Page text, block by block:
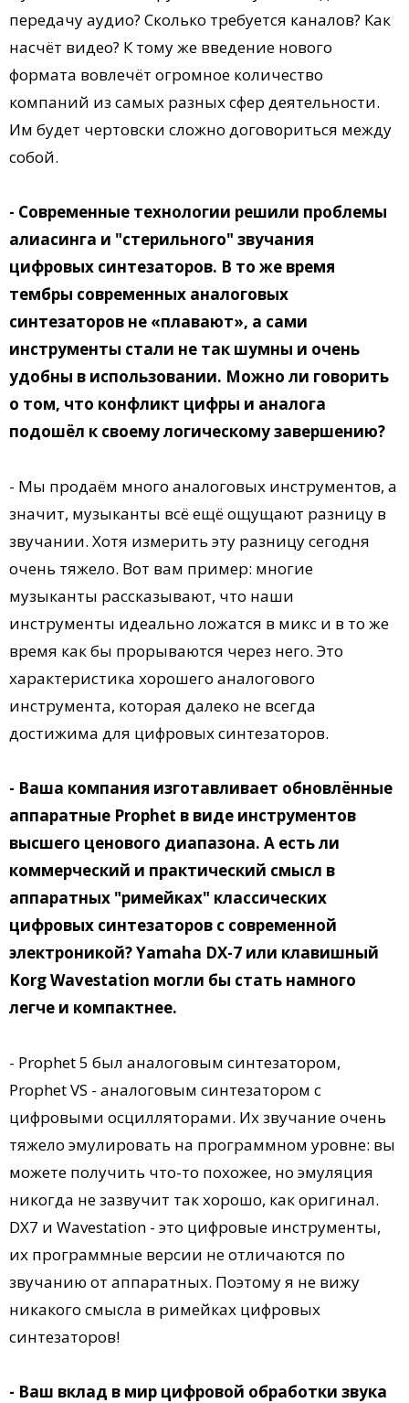
передачу аудио? Сколько требуется каналов? Как
насчёт видео? К тому же введение нового
формата вовлечёт огромное количество
компаний из самых разных сфер деятельности.
Им будет чертовски сложно договориться между
собой.
- Современные технологии решили проблемы
алиасинга и "стерильного" звучания
цифровых синтезаторов. В то же время
тембры современных аналоговых
синтезаторов не «плавают», а сами
инструменты стали не так шумны и очень
удобны в использовании. Можно ли говорить
о том, что конфликт цифры и аналога
подошёл к своему логическому завершению?
- Мы продаём много аналоговых инструментов, а
значит, музыканты всё ещё ощущают разницу в
звучании. Хотя измерить эту разницу сегодня
очень тяжело. Вот вам пример: многие
музыканты рассказывают, что наши
инструменты идеально ложатся в микс и в то же
время как бы прорываются через него. Это
характеристика хорошего аналогового
инструмента, которая далеко не всегда
достижима для цифровых синтезаторов.
- Ваша компания изготавливает обновлённые
аппаратные Prophet в виде инструментов
высшего ценового диапазона. А есть ли
коммерческий и практический смысл в
аппаратных "римейках" классических
цифровых синтезаторов c современной
электроникой? Yamaha DX-7 или клавишный
Korg Wavestation могли бы стать намного
легче и компактнее.
- Prophet 5 был аналоговым синтезатором,
Prophet VS - аналоговым синтезатором с
цифровыми осцилляторами. Их звучание очень
тяжело эмулировать на программном уровне: вы
можете получить что-то похожее, но эмуляция
никогда не зазвучит так хорошо, как оригинал.
DX7 и Wavestation - это цифровые инструменты,
их программные версии не отличаются по
звучанию от аппаратных. Поэтому я не вижу
никакого смысла в римейках цифровых
синтезаторов!
- Ваш вклад в мир цифровой обработки звука